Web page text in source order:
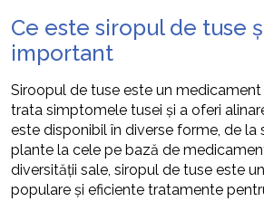
Ce este siropul de tuse
important
Siroopul de tuse este un
trata simptomele tusei și a oferi
este disponibil în diverse forme, de la
plante la cele pe bază de
diversității sale, siropul de tuse este
populare și eficiente tratamente